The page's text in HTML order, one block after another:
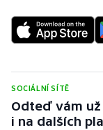
SOCIÁLNÍ SÍTĚ
Odteď vám
i na dalších